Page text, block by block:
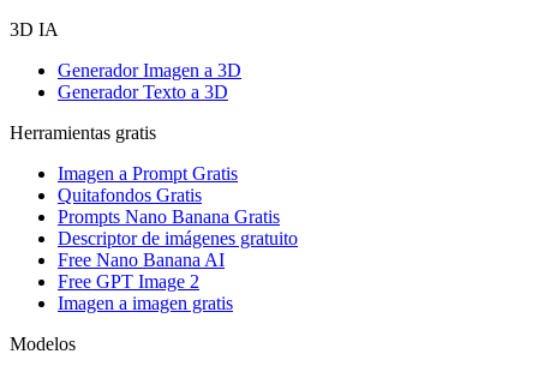
3D IA
Generador Imagen a 3D
Generador Texto a 3D
Herramientas gratis
Imagen a Prompt Gratis
Quitafondos Gratis
Prompts Nano Banana Gratis
Descriptor de imágenes gratuito
Free Nano Banana AI
Free GPT Image 2
Imagen a imagen gratis
Modelos